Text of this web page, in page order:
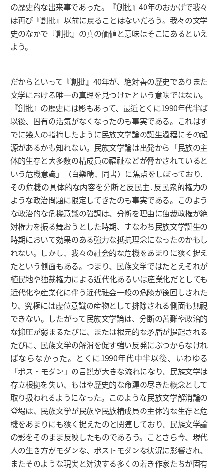
の歴史的な出来事であった。『創批』40年のおかげで我々
は再び『創批』以前に戻ることはないだろう。我々の文学
史のなかで『創批』の真の価値と意味はそこにあるといえ
よう。
だからといって『創批』40年が、絶対善の歴史でありまた
文学における唯一の真理を見つけたという意味ではない。
『創批』の歴史には影もあって、最近とくに1990年代半ば
以後、固有の活気がなくなったのも事実である。これはす
でに幾人の指摘したように民族文学論の誕生過程にその起
源があるかも知れない。民族文学論は出発から「民族の主
体的生存と大多数の構成員の福祉などが脅かされていると
いう危機意識」（白樂晴、同書）に焦点をしぼっており、
その危機の具体的な内容を分断と反民主․反民衆的権力の
ような政治問題に限定してきたのも事実である。このよう
な政治的な危機意識の強調は、分断を理由に独裁政権が絶
対権力を振る舞おうとした時期、すなわち民族文学誕生の
時期において効果のある強力な抵抗理念になったのかもし
れない。しかし、我々の社会的な危機をあまりに狭く捉え
たという側面もある。つまり、民族文学ではたとえそれが
植民地や独裁権力による近代化あるいは産業化だとしても
近代化や産業化に伴う近代社会一般の危険が後回しされた
り、究極には虚位意識の産物として排除される側面も無視
できない。したがって民族文学論は、分断の苦難や政治的
な抑圧が弱まるたびに、または根元的な矛盾が提起される
たびに、民族文学の解消を促す強い反発にぶつからなけれ
ばならなかった。とくに1990年代中半以後、いわゆる
「ポストモダン」の言説が大きな流れになり、民族文学は
存立根拠を失い、もはや歴史的な命運の尽きた概念として
取り扱われるようになった。このような民族文学解消論の
登場は、民族文学が民族や民族構成員の主体的な生存と危
機をあまりにも狭く捉えたのと関連しており、民族文学論
の影をそのまま反映したものであろう。ことさら今、現代
人の生き方がモダンな、ポストモダンな状況に影響され、
またそのような現実と対決する多くの若き作家たちが固有